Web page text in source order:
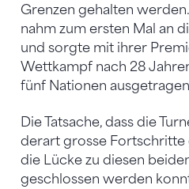
Grenzen gehalten
nahm zum ersten Mal an
und sorgte mit ihrer
Wettkampf nach 28
fünf Nationen
Die Tatsache, dass die
derart grosse Fortschritte
die Lücke zu diesen
geschlossen werden